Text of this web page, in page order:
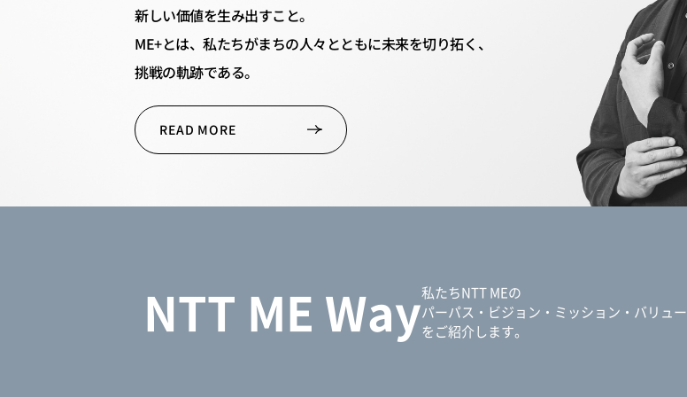
新しい価値を生み出すこと。
ME+とは、私たちがまちの人々とともに未来を切り拓く、
挑戦の軌跡である。
READ MORE
NTT ME Way私たちNTT MEの
パーパス・ビジョン・ミッション・バリュー
をご紹介します。